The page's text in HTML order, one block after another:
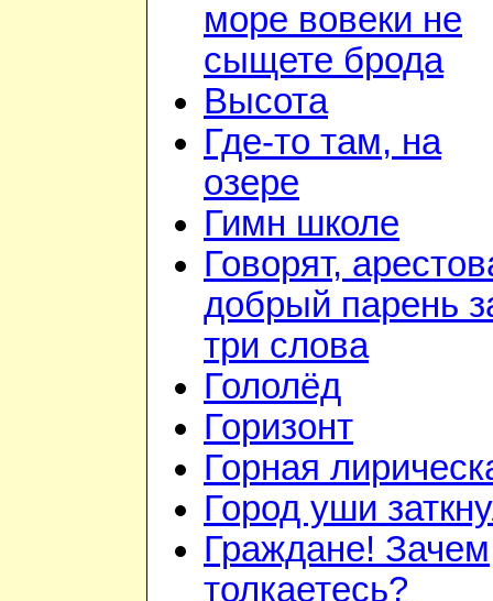
море вовеки не
сыщете брода
Высота
Где-то там, на
озере
Гимн школе
Говорят,
добрый парень
три слова
Гололёд
Горизонт
Горная
Город уши
Граждане! Зачем
толкаетесь?